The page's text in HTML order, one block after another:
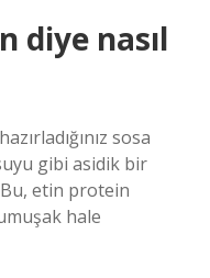
diye nasıl
sosa
gibi asidik bir
etin protein
hale